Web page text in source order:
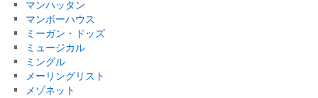
マンハッタン
マンボーハウス
ミーガン・ドッズ
ミュージカル
ミングル
メーリングリスト
メゾネット